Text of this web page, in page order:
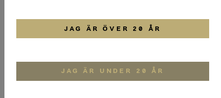
Mixers
F&S Yuzu Soda 20cl
LOGGA IN
JAG ÄR ÖVER 20 ÅR
JAG ÄR UNDER 20 ÅR